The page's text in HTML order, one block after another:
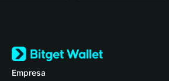
Empresa